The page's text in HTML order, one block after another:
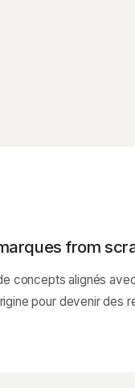
from
concepts alignés
pour devenir des